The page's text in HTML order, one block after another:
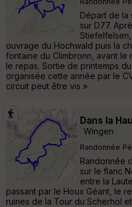
Départ de la
sur D77.
ouvrage du Hochwald puis la
fontaine du Climbronn, avant
le repas. Sortie de printemps
organisée cette année par le
circuit peut être vis »
Dans la
Wingen
Randonnée
Randonnée
sur le flanc
entre la
passant par le Houx Géant, le
ruines de la Tour du Scherhol